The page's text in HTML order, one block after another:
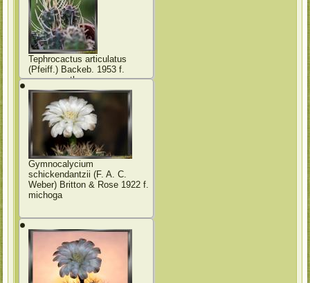
Tephrocactus articulatus
(Pfeiff.) Backeb. 1953 f.
papyracanthus
Gymnocalycium
schickendantzii (F. A. C.
Weber) Britton & Rose 1922 f.
michoga